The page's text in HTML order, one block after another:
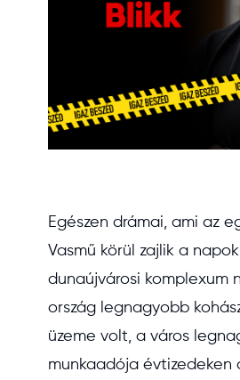
Egészen drámai, ami az
Vasmű körül zajlik a
dunaújvárosi komplexum
ország legnagyobb
üzeme volt, a város
munkaadója évtizedeken